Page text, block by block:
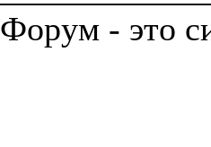
Форум - это